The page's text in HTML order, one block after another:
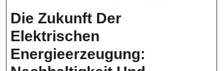
Die Zukunft Der
Elektrischen
Energieerzeugung: